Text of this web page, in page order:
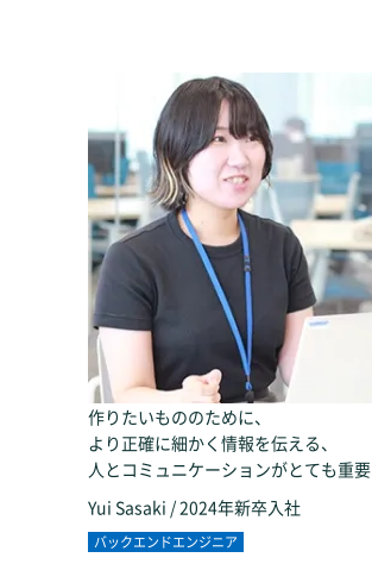
作りたいもののために、
より正確に細かく情報を伝える、
人とコミュニケーションがとても重要
Yui Sasaki / 2024年新卒入社
バックエンドエンジニア